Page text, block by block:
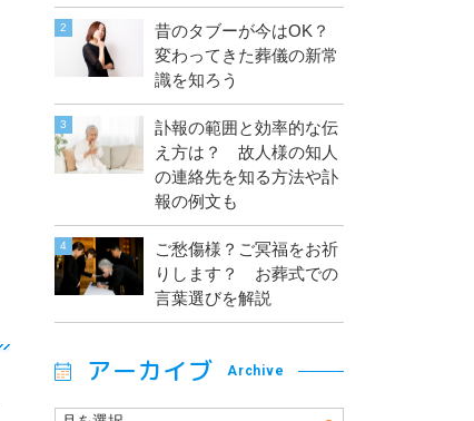
昔のタブーが今はOK？
変わってきた葬儀の新常
識を知ろう
訃報の範囲と効率的な伝
え方は？ 故人様の知人
の連絡先を知る方法や訃
報の例文も
ご愁傷様？ご冥福をお祈
りします？ お葬式での
言葉選びを解説
アーカイブ Archive